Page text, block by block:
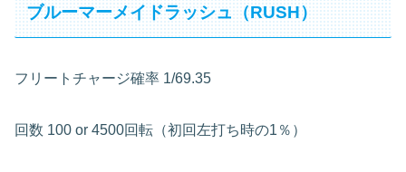
ブルーマーメイドラッシュ（RUSH）
フリートチャージ確率 1/69.35
回数 100 or 4500回転（初回左打ち時の1％）